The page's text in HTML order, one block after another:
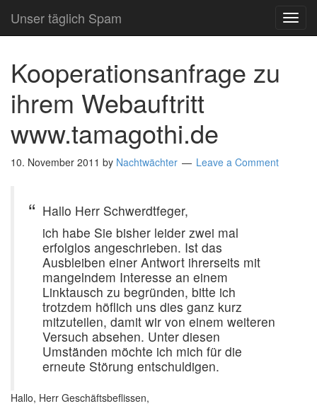
Unser täglich Spam
Kooperationsanfrage zu
ihrem Webauftritt
www.tamagothi.de
10. November 2011 by Nachtwächter Leave a Comment
Hallo Herr Schwerdtfeger,
ich habe Sie bisher leider zwei mal
erfolglos angeschrieben. Ist das
Ausbleiben einer Antwort ihrerseits mit
mangelndem Interesse an einem
Linktausch zu begründen, bitte ich
trotzdem höflich uns dies ganz kurz
mitzuteilen, damit wir von einem weiteren
Versuch absehen. Unter diesen
Umständen möchte ich mich für die
erneute Störung entschuldigen.
Hallo, Herr Geschäftsbeflissen,